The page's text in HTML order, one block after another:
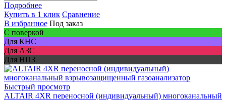
Подробнее
Купить в 1 клик Сравнение
В избранное Под заказ
С поверкой
Для КНС
Для АЗС
Для НПЗ
Быстрый просмотр
ALTAIR 4XR переносной (индивидуальный) многоканальный